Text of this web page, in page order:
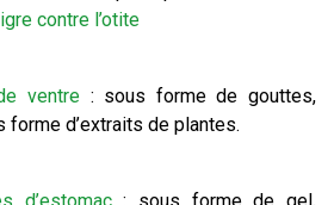
contre l’otite
ventre : sous forme de gouttes,
forme d’extraits de plantes.